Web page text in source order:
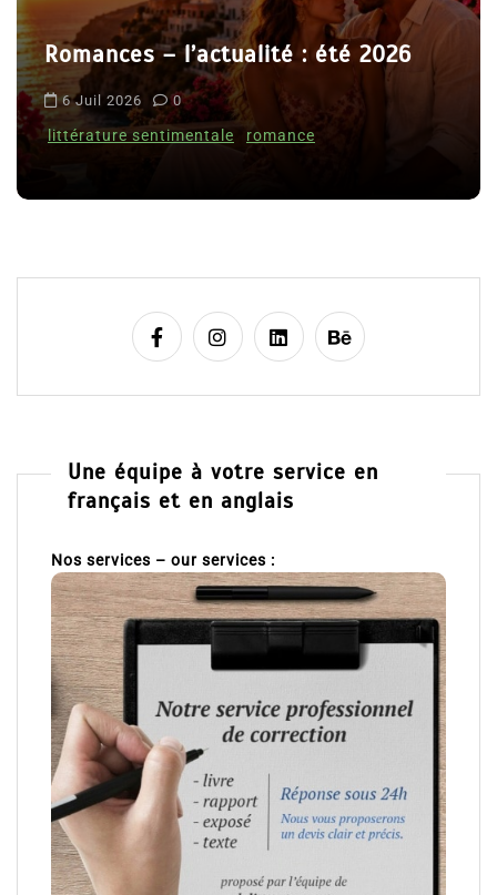
r
t
i
c
e
l’actualité : été 2026
romance
Clara Delcourt
Une équipe à votre service en
français et en anglais
Nos services – our services :